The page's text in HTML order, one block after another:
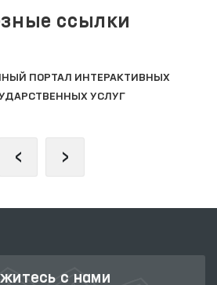
ссылки
ПОРТАЛ ИНТЕРАКТИВНЫХ
УСЛУГ
‹ ›
с нами